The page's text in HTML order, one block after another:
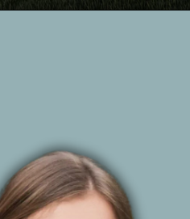
nowoczesnym ogrodzie w
z praktycznymi
Zieleni.